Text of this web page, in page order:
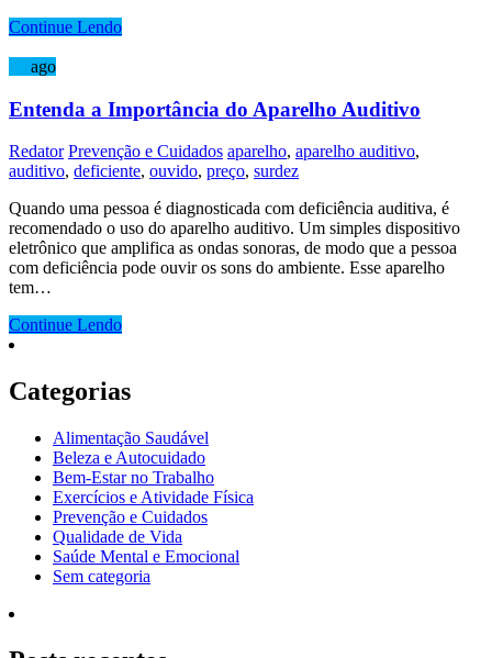
Continue Lendo
ago
Entenda a Importância do Aparelho Auditivo
Redator Prevenção e Cuidados aparelho, aparelho auditivo,
auditivo, deficiente, ouvido, preço, surdez
Quando uma pessoa é diagnosticada com deficiência auditiva, é
recomendado o uso do aparelho auditivo. Um simples dispositivo
eletrônico que amplifica as ondas sonoras, de modo que a pessoa
com deficiência pode ouvir os sons do ambiente. Esse aparelho
tem…
Continue Lendo
Categorias
Alimentação Saudável
Beleza e Autocuidado
Bem-Estar no Trabalho
Exercícios e Atividade Física
Prevenção e Cuidados
Qualidade de Vida
Saúde Mental e Emocional
Sem categoria